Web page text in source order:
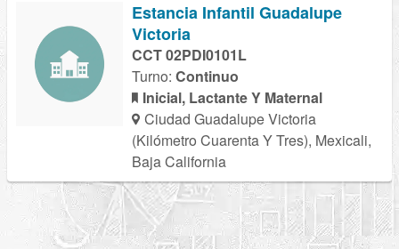
Estancia Infantil Guadalupe
Victoria
CCT 02PDI0101L
Turno: Continuo
Inicial, Lactante Y Maternal
Ciudad Guadalupe Victoria
(Kilómetro Cuarenta Y Tres), Mexicali,
Baja California